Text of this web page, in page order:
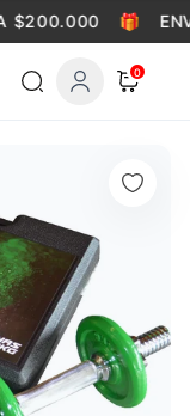
$200.000 🎁
0